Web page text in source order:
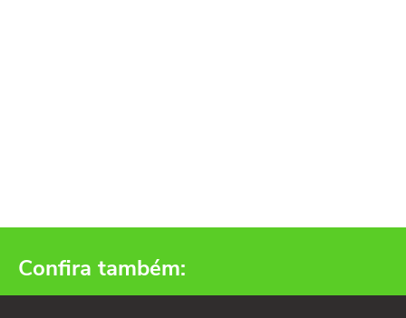
Confira também: